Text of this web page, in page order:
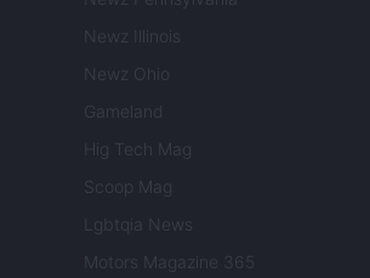
Newz Illinois
Newz Ohio
Gameland
Hig Tech Mag
Scoop Mag
Lgbtqia News
Motors Magazine 365